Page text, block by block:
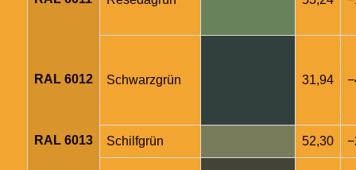
RAL 6012 Schwarzgrün 31,94
RAL 6013 Schilfgrün 52,30